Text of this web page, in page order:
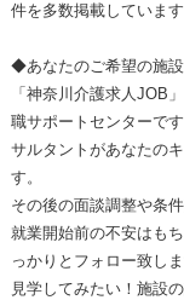
件を多数掲載しています
◆あなたのご希望の施設
「神奈川介護求人JOB
職サポートセンターで
サルタントがあなたの
す。
その後の面談調整や条
就業開始前の不安はも
っかりとフォロー致しま
見学してみたい！施設